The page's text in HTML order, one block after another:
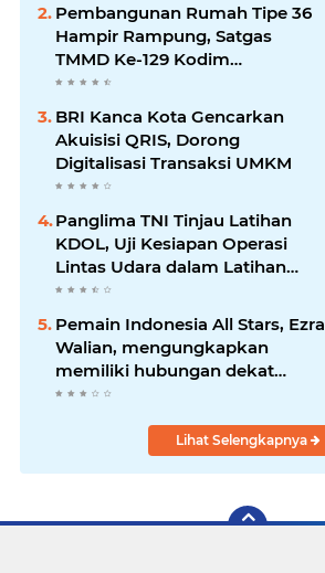
Pembangunan Rumah Tipe 36
Hampir Rampung, Satgas
TMMD Ke-129 Kodim
1807/Sorong Selatan Wujudkan
BRI Kanca Kota Gencarkan
Akuisisi QRIS, Dorong
Digitalisasi Transaksi UMKM
Panglima TNI Tinjau Latihan
KDOL, Uji Kesiapan Operasi
Lintas Udara dalam Latihan
Terintegrasi TNI 2026
Pemain Indonesia All Stars, Ezra
Walian, mengungkapkan
memiliki hubungan dekat
dengan keluarga bek Aston Villa
Lihat Selengkapnya